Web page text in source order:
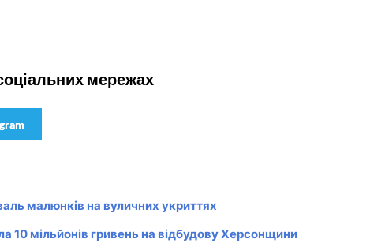
мережах
малюнків на вуличних укриттях
10 мільйонів гривень на відбудову Херсонщини